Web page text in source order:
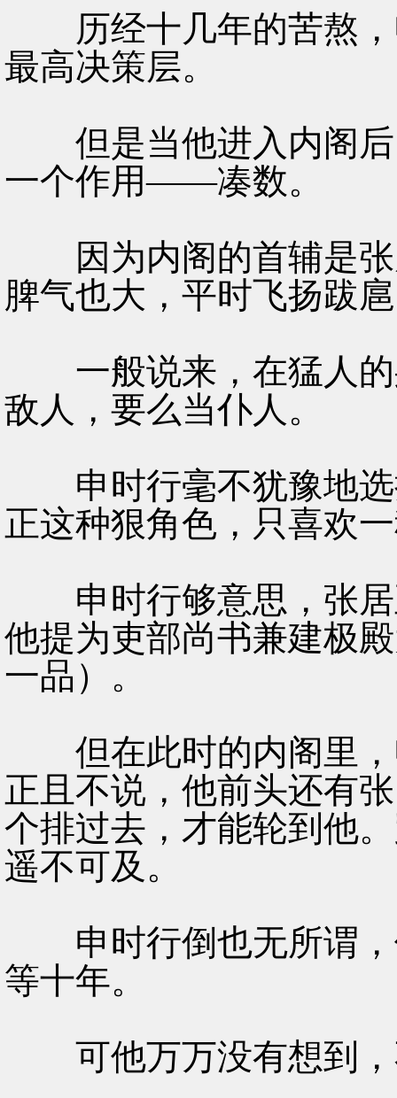
历经十几年的苦熬，
最高决策层。
但是当他进入内阁后
一个作用——凑数。
因为内阁的首辅是张
脾气也大，平时飞扬跋
一般说来，在猛人的
敌人，要么当仆人。
申时行毫不犹豫地选
正这种狠角色，只喜欢
申时行够意思，张居
他提为吏部尚书兼建极
一品）。
但在此时的内阁里，
正且不说，他前头还有
个排过去，才能轮到他
遥不可及。
申时行倒也无所谓，
等十年。
可他万万没有想到，